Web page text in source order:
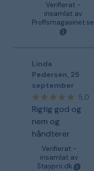
Verifierat -
insamlat av
Proffsmagasinet.se
Linda
Pedersen, 25
september
5,0
Rigtig god og
nem og
håndterer
Verifierat -
insamlat av
Staypro.dk